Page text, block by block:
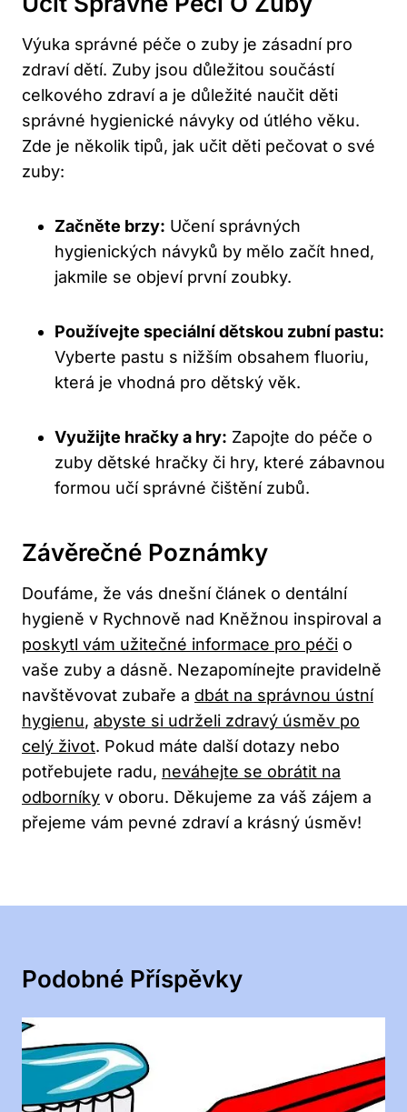
Výuka správné péče o zuby je zásadní pro
zdraví dětí. Zuby jsou důležitou součástí
celkového zdraví a je důležité naučit děti
správné hygienické návyky od útlého věku.
Zde je několik tipů, jak učit děti pečovat o své
zuby:
Začněte brzy: Učení správných
hygienických návyků by mělo začít hned,
jakmile se objeví první zoubky.
Používejte speciální dětskou zubní pastu:
Vyberte pastu s nižším obsahem fluoriu,
která je vhodná pro dětský věk.
Využijte hračky a hry: Zapojte do péče o
zuby dětské hračky či hry, které zábavnou
formou učí správné čištění zubů.
Závěrečné Poznámky
Doufáme, že vás dnešní článek o dentální
hygieně v Rychnově nad Kněžnou inspiroval a
poskytl vám užitečné informace pro péči o
vaše zuby a dásně. Nezapomínejte pravidelně
navštěvovat zubaře a dbát na správnou ústní
hygienu, abyste si udrželi zdravý úsměv po
celý život. Pokud máte další dotazy nebo
potřebujete radu, neváhejte se obrátit na
odborníky v oboru. Děkujeme za váš zájem a
přejeme vám pevné zdraví a krásný úsměv!
Podobné Příspěvky